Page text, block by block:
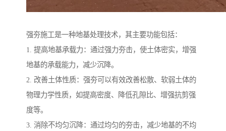
强夯施工是一种地基处理技术，其主要功能包括：
1. 提高地基承载力：通过强力夯击，使土体密实，增强
地基的承载能力，减少沉降。
2. 改善土体性质：强夯可以有效改善松散、软弱土体的
物理力学性质，如提高密度、降低孔隙比、增强抗剪强
度等。
3. 消除不均匀沉降：通过均匀的夯击，减少地基的不均